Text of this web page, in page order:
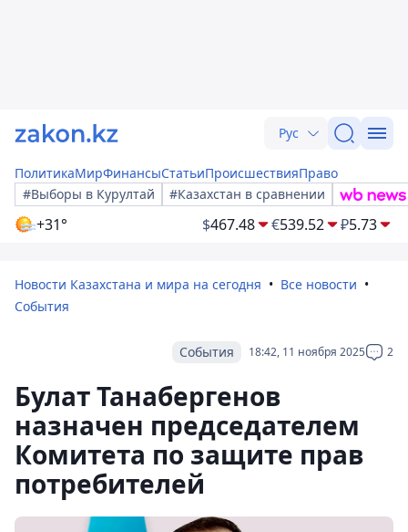
Рус
ПолитикаМирФинансыСтатьиПроисшествияПраво
#Выборы в Курултай
#Казахстан в сравнении
+31° $467.48 €539.52 ₽5.73
Новости Казахстана и мира на сегодня
Все новости
События
18:42, 11 ноября 2025 2
События
Булат Танабергенов
назначен председателем
Комитета по защите прав
потребителей